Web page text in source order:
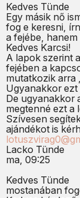
Kedves Tünde
Egy másik nő
fog e keresni,
a fejébe,
Kedves Karcsi!
A lapok szerint
fejében a
mutatkozik arra
Ugyanakkor ezt
De ugyanakkor
megtenné ezt a
Szívesen
ajándékot is
Lacko Tünde
ma, 09:25
Kedves Tünde
mostanában